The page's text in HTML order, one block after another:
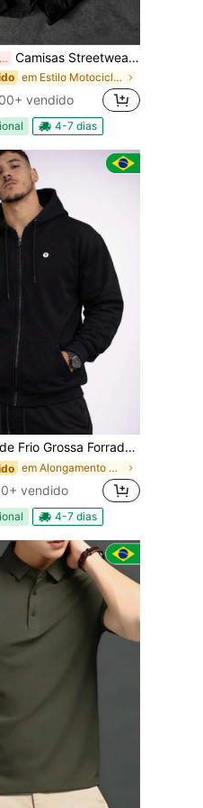
Últimos 2 dias Camisas Streetwear Y2k Esporte Americano Camiseta Masculina Algodão Promoção Relâmpago Califórnia Unissex Feminino Envio Imediato Varias Cores Camiseta Preta
em Estilo Motociclista de Vanguarda Camisetas masc
vendido
4-7 dias
Forrada Flanelada c Touca Ziper Inteiro Exclusivo 2026/27 Premium
em Alongamento médio Casacos de inverno masculinos
vendido
4-7 dias